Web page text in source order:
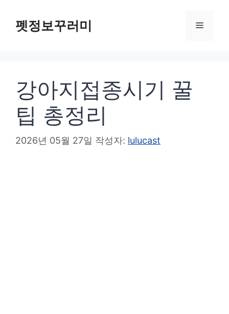
펫정보꾸러미 메
강아지접종시기 꿀
팁 총정리
2026년 05월 27일 작성자: lulucast